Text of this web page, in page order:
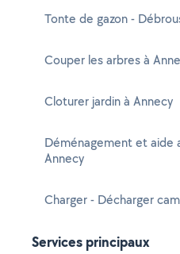
Tonte de gazon -
Couper les arbres à
Cloturer jardin à Annecy
Déménagement et aide
Annecy
Charger - Décharger
Services principaux